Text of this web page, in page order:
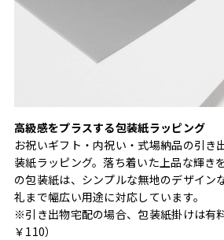
高級感をプラスする包装紙ラッピング
お祝いギフト・内祝い・式場納品の引き
装紙ラッピング。落ち着いた上品な輝き
の包装紙は、シンプルな無地のデザイン
礼まで幅広い用途に対応しています。
※引き出物宅配の場合、包装紙掛けは有
￥110）